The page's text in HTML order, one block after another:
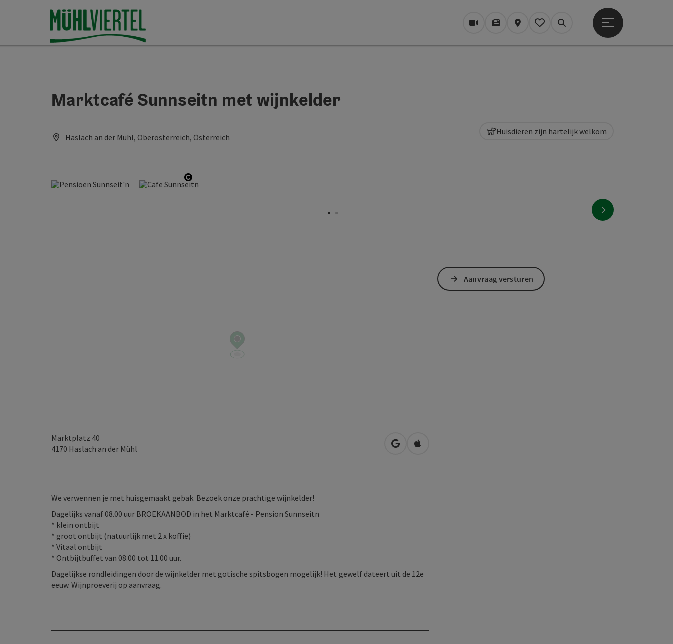
Accesskey
[0]
Navigatie Accesskey
[1]
PaginabeginAccesskey
[2]
WebcamsTijdschrift/Blog
KaartMijn notitieblok
Zoek op
Startmenu openen
Marktcafé Sunnseitn met wijnkelder
Haslach an der Mühl, Oberösterreich, Österreich
Start Copyright
nächstes Element
Huisdieren zijn hartelijk welkom
Marktplatz 40
4170 Haslach an der Mühl Openen in Google Maps
Openen in Apple Maps
We verwennen je met huisgemaakt gebak. Bezoek onze prachtige wijnkelder!
Dagelijks vanaf 08.00 uur BROEKAANBOD in het Marktcafé - Pension Sunnseitn
* klein ontbijt
* groot ontbijt (natuurlijk met 2 x koffie)
* Vitaal ontbijt
* Ontbijtbuffet van 08.00 tot 11.00 uur.
Dagelijkse rondleidingen door de wijnkelder met gotische spitsbogen mogelijk! Het gewelf dateert uit de 12e
eeuw. Wijnproeverij op aanvraag.
Aanvraag versturen